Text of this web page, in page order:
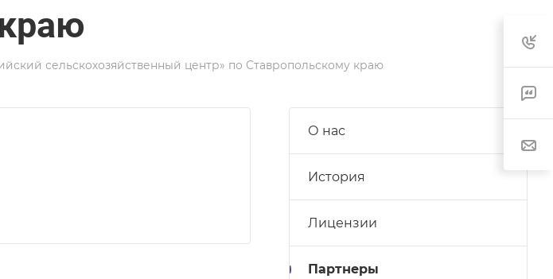
сельскохозяйственный центр» по Ставропольскому краю
О нас
История
Лицензии
Партнеры